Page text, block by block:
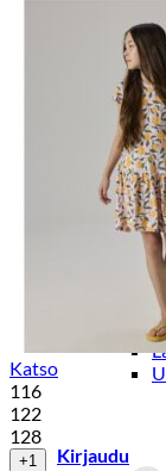
Lasten
Yöasut
Lasten
Kirjaudu
Katso
116
122
128
+1